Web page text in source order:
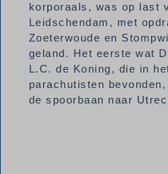
korporaals, was op last
Leidschendam, met
Zoeterwoude en
geland. Het eerste wat
L.C. de Koning, die in
parachutisten
de spoorbaan naar